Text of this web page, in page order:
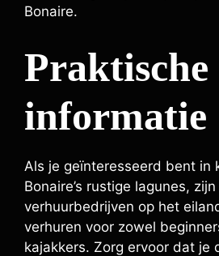
Bonaire.
Praktische
informatie
Als je geïnteresseerd bent in
Bonaire’s rustige lagunes,
verhuurbedrijven op het
verhuren voor zowel
kajakkers. Zorg ervoor dat je